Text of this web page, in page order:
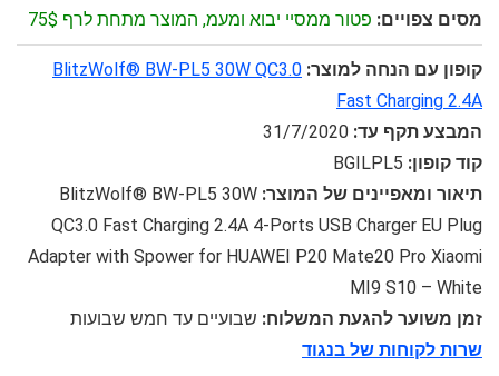
מסים צפויים: פטור ממסיי יבוא ומעמ, המוצר מתחת לרף 75$
קופון עם הנחה למוצר: BlitzWolf® BW-PL5 30W QC3.0
Fast Charging 2.4A
המבצע תקף עד: 31/7/2020
קוד קופון: BGILPL5
תיאור ומאפיינים של המוצר: BlitzWolf® BW-PL5 30W
QC3.0 Fast Charging 2.4A 4-Ports USB Charger EU Plug
Adapter with Spower for HUAWEI P20 Mate20 Pro Xiaomi
MI9 S10 – White
זמן משוער להגעת המשלוח: שבועיים עד חמש שבועות
שרות לקוחות של בנגוד